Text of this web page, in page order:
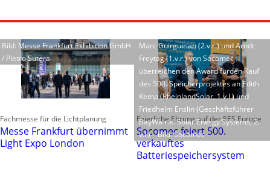
Bild: Messe Frankfurt Exhibition GmbH
/ Pietro Sutera
Fachmesse für die Lichtplanung
Messe Frankfurt übernimmt
Light Expo London
Marc Guirguirian (2.v.r.) und Arndt
Freytag (1.v.r.) von Socomec
überreichen den Award fürden Kauf
des 500. Speicherprojektes an Edith
Kemp (RheinlandSolar, 1.v.l.) und
Friedhelm Enslin (Geschäftsführer
BayWa r.e. Solar Energy Systems, 2.
v.l.) – Bild: Socomec
Feierliche Ehrung auf der EES Europe
Socomec feiert 500.
verkauftes
Batteriespeichersystem